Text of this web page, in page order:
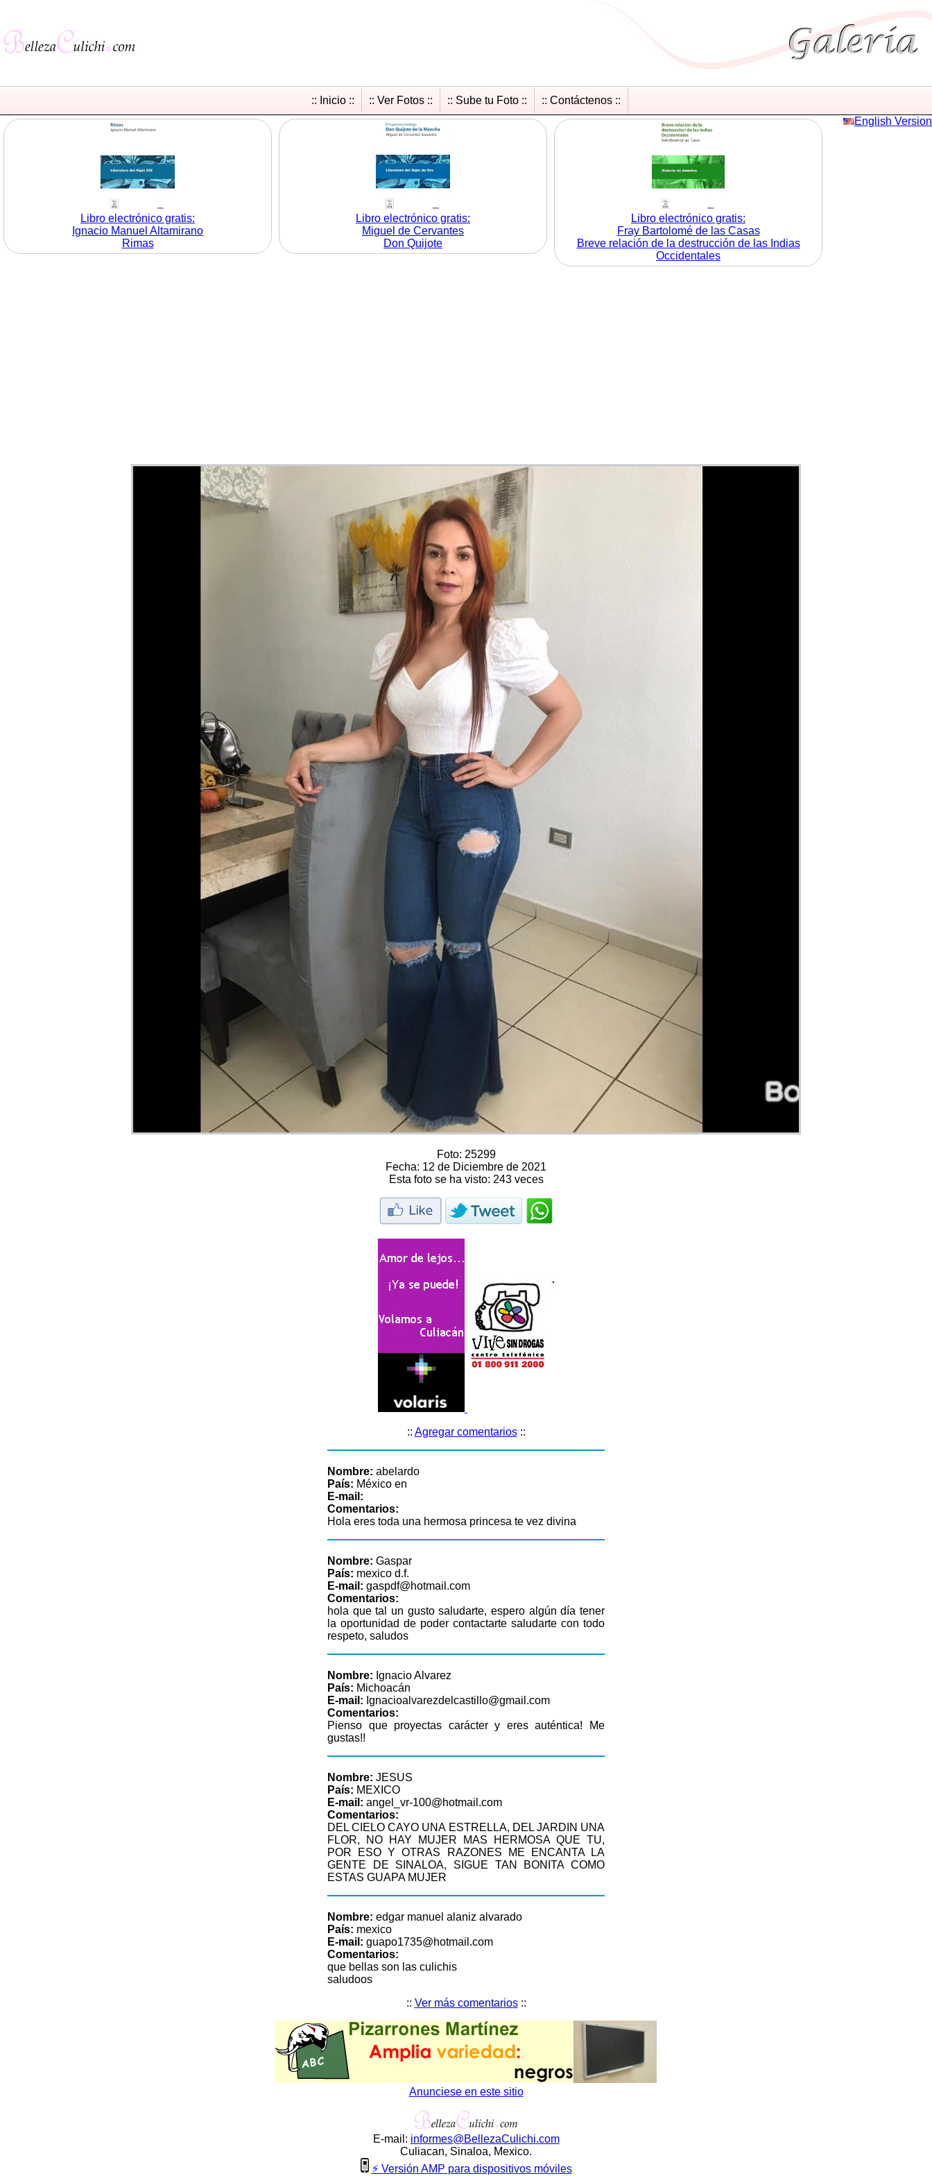
:: Inicio :: :: Ver Fotos :: :: Sube tu Foto ::
:: Contáctenos ::
English Version
Libro electrónico gratis:
Ignacio Manuel Altamirano
Rimas
Libro electrónico gratis:
Miguel de Cervantes
Don Quijote
Libro electrónico gratis:
Fray Bartolomé de las Casas
Breve relación de la destrucción de las Indias
Occidentales
Foto: 25299
Fecha: 12 de Diciembre de 2021
Esta foto se ha visto: 243 veces
:: Agregar comentarios::
Nombre: abelardo
País: México en
E-mail:
Comentarios:
Hola eres toda una hermosa princesa te vez divina
Nombre: Gaspar
País: mexico d.f.
E-mail: gaspdf@hotmail.com
Comentarios:
hola que tal un gusto saludarte, espero algún día tener
la oportunidad de poder contactarte saludarte con todo
respeto, saludos
Nombre: Ignacio Alvarez
País: Michoacán
E-mail: Ignacioalvarezdelcastillo@gmail.com
Comentarios:
Pienso que proyectas carácter y eres auténtica! Me
gustas!!
Nombre: JESUS
País: MEXICO
E-mail: angel_vr-100@hotmail.com
Comentarios:
DEL CIELO CAYO UNA ESTRELLA, DEL JARDIN UNA
FLOR, NO HAY MUJER MAS HERMOSA QUE TU,
POR ESO Y OTRAS RAZONES ME ENCANTA LA
GENTE DE SINALOA, SIGUE TAN BONITA COMO
ESTAS GUAPA MUJER
Nombre: edgar manuel alaniz alvarado
País: mexico
E-mail: guapo1735@hotmail.com
Comentarios:
que bellas son las culichis
saludoos
:: Ver más comentarios::
Anunciese en este sitio
E-mail: informes@BellezaCulichi.com
Culiacan, Sinaloa, Mexico.
⚡ Versión AMP para dispositivos móviles